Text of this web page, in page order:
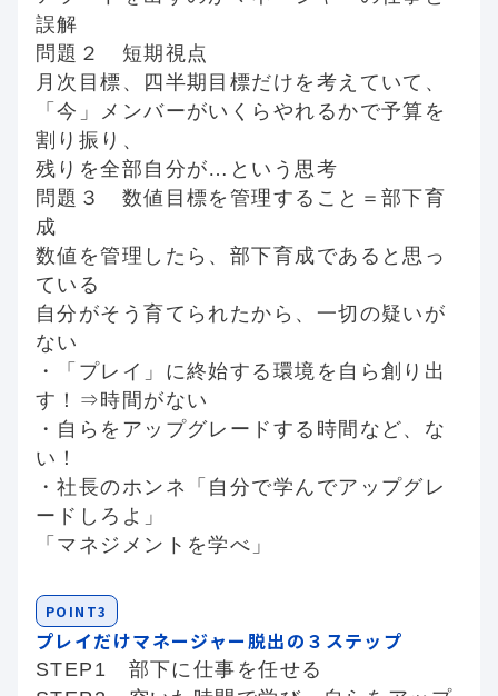
誤解
問題２ 短期視点
月次目標、四半期目標だけを考えていて、
「今」メンバーがいくらやれるかで予算を
割り振り、
残りを全部自分が…という思考
問題３ 数値目標を管理すること＝部下育
成
数値を管理したら、部下育成であると思っ
ている
自分がそう育てられたから、一切の疑いが
ない
・「プレイ」に終始する環境を自ら創り出
す！⇒時間がない
・自らをアップグレードする時間など、な
い！
・社長のホンネ「自分で学んでアップグレ
ードしろよ」
「マネジメントを学べ」
POINT3
プレイだけマネージャー脱出の３ステップ
STEP1 部下に仕事を任せる